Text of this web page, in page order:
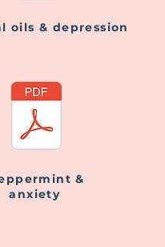
oils & depression
&
anxiety